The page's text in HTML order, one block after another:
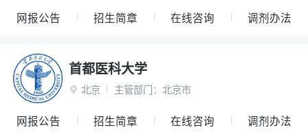
网报公告 招生简章 在线咨询 调剂办法
首都医科大学
 北京 主管部门： 北京市
网报公告 招生简章 在线咨询 调剂办法